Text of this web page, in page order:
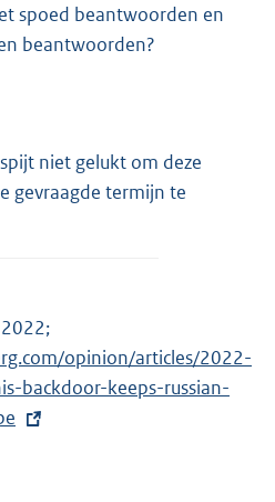
spoed beantwoorden en
beantwoorden?
niet gelukt om deze
gevraagde termijn te
x
t
opinion/articles/2022-
backdoor-keeps-russian-